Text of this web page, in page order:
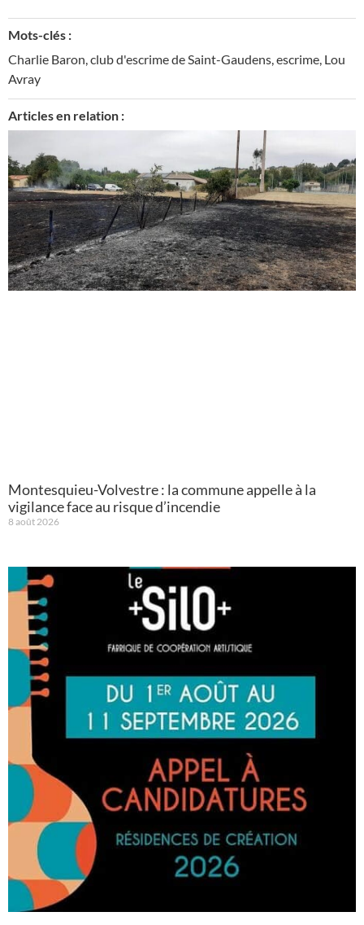
Mots-clés :
Charlie Baron club d'escrime de Saint-Gaudens escrime Lou
Avray
Articles en relation :
Montesquieu-Volvestre : la commune appelle à la
vigilance face au risque d’incendie
8 août 2026